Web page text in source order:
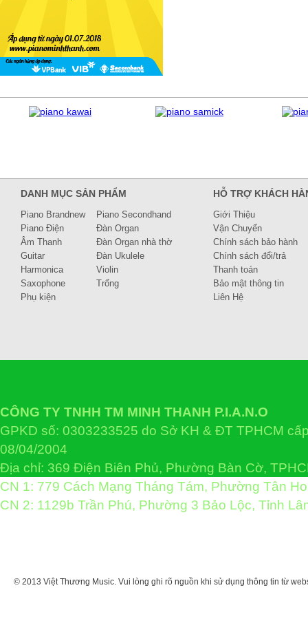
DANH MỤC SẢN PHẨM
Piano Brandnew
Piano Secondhand
Piano Điện
Đàn Organ
Âm Thanh
Đàn Organ nhà thờ
Guitar
Đàn Ukulele
Harmonica
Violin
Saxophone
Trống
Phụ kiện
HỖ TRỢ KHÁCH
Giới Thiệu
Vận Chuyển
Chính sách bảo hành
Chính sách đổi/trả
Thanh toán
Bảo mật thông tin
Liên Hệ
CÔNG TY TNHH TM MINH THANH P.I.A.N.O
GPKD số: 0303233525 do Sở KH & ĐT TPHCM
08/04/2004
Địa chỉ: 369 Điện Biên Phủ, Phường Bàn Cờ,
CN 1: 779 Cách Mạng Tháng Tám, Phường Tân
CN 2: 1129b Trần Phú, Phường 3 Bảo Lộc, Tỉnh
© 2013 Việt Thương Music. Vui lòng ghi rõ nguồn khi sử dụng thông tin từ